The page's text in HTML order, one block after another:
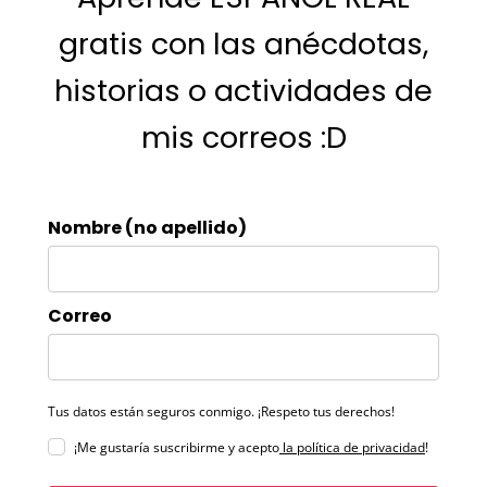
gratis con las anécdotas,
historias o actividades de
mis correos :D
Nombre (no apellido)
Correo
Tus datos están seguros conmigo. ¡Respeto tus derechos!
¡Me gustaría suscribirme y acepto la política de privacidad!